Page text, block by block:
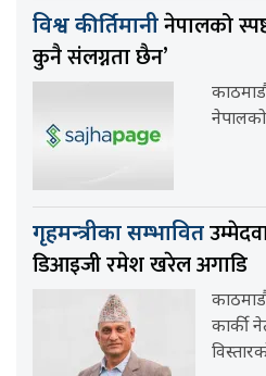
विश्व कीर्तिमानीनेपालको
कुनै संलग्नता छैन’
गृहमन्त्रीका सम्भावित
डिआइजी रमेश खरेल अगाडि
कार्की